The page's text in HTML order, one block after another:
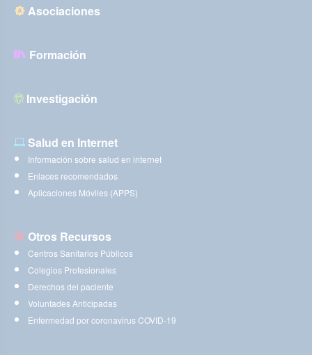
Asociaciones
Formación
Investigación
Salud en Internet
Información sobre salud en internet
Enlaces recomendados
Aplicaciones Móviles (APPS)
Otros Recursos
Centros Sanitarios Públicos
Colegios Profesionales
Derechos del paciente
Voluntades Anticipadas
Enfermedad por coronavirus COVID-19